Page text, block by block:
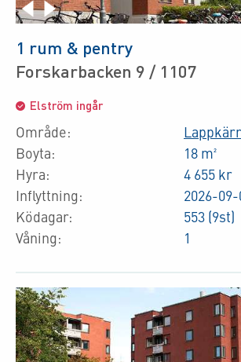
1 rum & pentry
Forskarbacken 9 / 1107
Elström ingår
Område:
Boyta:
Hyra:
Inflyttning:
Ködagar:
Våning:
18 m²
4 655 kr
2026-09-
553 (9st)
1